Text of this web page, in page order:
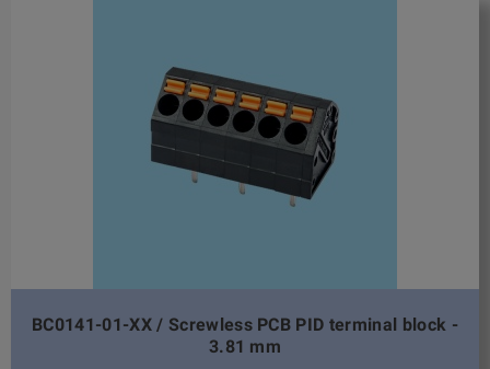
BC0141-01-XX / Screwless PCB PID terminal block -
3.81 mm